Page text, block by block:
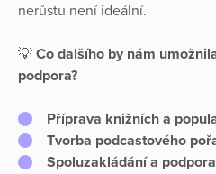
nerůstu není ideální.
💡 Co dalšího by nám
podpora?
Příprava knižních a
Tvorba podcastového
Spoluzakládání a